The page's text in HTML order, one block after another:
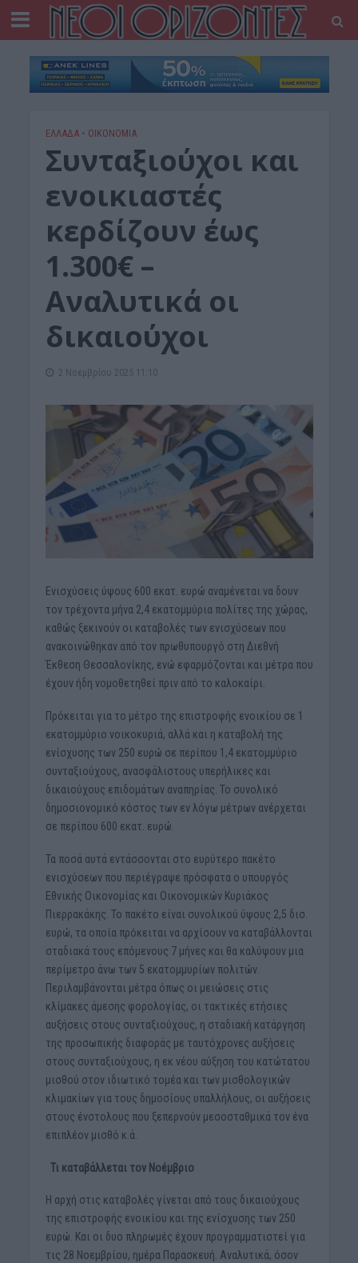
ΕΛΛΑΔΑ • ΟΙΚΟΝΟΜΙΑ
Συνταξιούχοι και
ενοικιαστές
κερδίζουν έως
1.300€ –
Αναλυτικά οι
δικαιούχοι
2 Νοεμβρίου 2025 11:10
Eνισχύσεις ύψους 600 εκατ. ευρώ αναμένεται να δουν
τον τρέχοντα μήνα 2,4 εκατομμύρια πολίτες της χώρας,
καθώς ξεκινούν οι καταβολές των ενισχύσεων που
ανακοινώθηκαν από τον πρωθυπουργό στη Διεθνή
Έκθεση Θεσσαλονίκης, ενώ εφαρμόζονται και μέτρα που
έχουν ήδη νομοθετηθεί πριν από το καλοκαίρι.
Πρόκειται για το μέτρο της επιστροφής ενοικίου σε 1
εκατομμύριο νοικοκυριά, αλλά και η καταβολή της
ενίσχυσης των 250 ευρώ σε περίπου 1,4 εκατομμύριο
συνταξιούχους, ανασφάλιστους υπερήλικες και
δικαιούχους επιδομάτων αναπηρίας. Το συνολικό
δημοσιονομικό κόστος των εν λόγω μέτρων ανέρχεται
σε περίπου 600 εκατ. ευρώ.
Τα ποσά αυτά εντάσσονται στο ευρύτερο πακέτο
ενισχύσεων που περιέγραψε πρόσφατα ο υπουργός
Εθνικής Οικονομίας και Οικονομικών Κυριάκος
Πιερρακάκης. Το πακέτο είναι συνολικού ύψους 2,5 δισ.
ευρώ, τα οποία πρόκειται να αρχίσουν να καταβάλλονται
σταδιακά τους επόμενους 7 μήνες και θα καλύψουν μια
περίμετρο άνω των 5 εκατομμυρίων πολιτών.
Περιλαμβάνονται μέτρα όπως οι μειώσεις στις
κλίμακες άμεσης φορολογίας, οι τακτικές ετήσιες
αυξήσεις στους συνταξιούχους, η σταδιακή κατάργηση
της προσωπικής διαφοράς με ταυτόχρονες αυξήσεις
στους συνταξιούχους, η εκ νέου αύξηση του κατώτατου
μισθού στον ιδιωτικό τομέα και των μισθολογικών
κλιμακίων για τους δημοσίους υπαλλήλους, οι αυξήσεις
στους ένστολους που ξεπερνούν μεσοσταθμικά τον ένα
επιπλέον μισθό κ.ά.
Τι καταβάλλεται τον Νοέμβριο
Η αρχή στις καταβολές γίνεται από τους δικαιούχους
της επιστροφής ενοικίου και της ενίσχυσης των 250
ευρώ. Και οι δυο πληρωμές έχουν προγραμματιστεί για
τις 28 Νοεμβρίου, ημέρα Παρασκευή. Αναλυτικά, όσον